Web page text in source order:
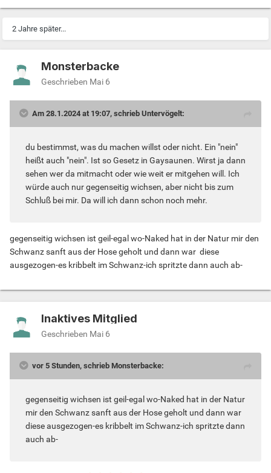
2 Jahre später...
Monsterbacke
Geschrieben Mai 6
Am 28.1.2024 at 19:07, schrieb Untervögelt:
du bestimmst, was du machen willst oder nicht. Ein "nein"
heißt auch "nein". Ist so Gesetz in Gaysaunen. Wirst ja dann
sehen wer da mitmacht oder wie weit er mitgehen will. Ich
würde auch nur gegenseitig wichsen, aber nicht bis zum
Schluß bei mir. Da will ich dann schon noch mehr.
gegenseitig wichsen ist geil-egal wo-Naked hat in der Natur mir den
Schwanz sanft aus der Hose geholt und dann war diese
ausgezogen-es kribbelt im Schwanz-ich spritzte dann auch ab-
Inaktives Mitglied
Geschrieben Mai 6
vor 5 Stunden, schrieb Monsterbacke:
gegenseitig wichsen ist geil-egal wo-Naked hat in der Natur
mir den Schwanz sanft aus der Hose geholt und dann war
diese ausgezogen-es kribbelt im Schwanz-ich spritzte dann
auch ab-